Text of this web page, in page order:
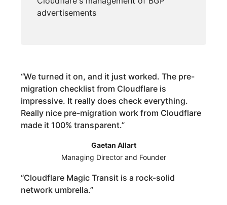
advertisements
“We turned it on, and it just worked. The pre-
migration checklist from Cloudflare is
impressive. It really does check everything.
Really nice pre-migration work from Cloudflare
made it 100% transparent.”
Gaetan Allart
Managing Director and Founder
“Cloudflare Magic Transit is a rock-solid
network umbrella.”